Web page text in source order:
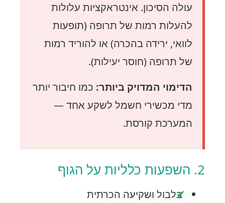
עולה הסיכון. אינטראקציות עלולות
להעלות רמות של תרופה (תופעות
לוואי, ירידה בהכרה) או להוריד רמות
של תרופה (חוסר יעילות).
הדימוי המדויק ביותר: כמו חיבור יותר
מדי מכשירי חשמל לשקע אחד —
המערכת קורסת.
2. השפעות כלליות על הגוף
בלבול ושקיעה הכרתית